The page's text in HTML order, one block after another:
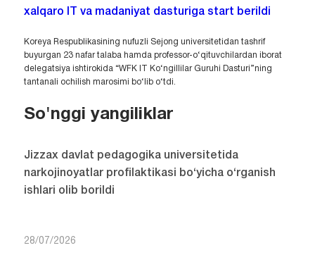
xalqaro IT va madaniyat dasturiga start berildi
Koreya Respublikasining nufuzli Sejong universitetidan tashrif
buyurgan 23 nafar talaba hamda professor-o‘qituvchilardan iborat
delegatsiya ishtirokida “WFK IT Ko‘ngillilar Guruhi Dasturi”ning
tantanali ochilish marosimi bo‘lib o‘tdi.
So'nggi yangiliklar
Jizzax davlat pedagogika universitetida
narkojinoyatlar profilaktikasi bo‘yicha o‘rganish
ishlari olib borildi
28/07/2026